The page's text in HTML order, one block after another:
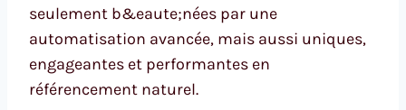
seulement b&eaute;nées par une
automatisation avancée, mais aussi uniques,
engageantes et performantes en
référencement naturel.